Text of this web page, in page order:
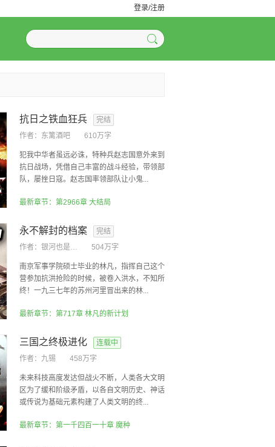
登录/注册
抗日之铁血狂兵
完结
作者： 东篱酒吧 610万字
犯我中华者虽远必诛，特种兵赵志国意外来到
抗日战场，凭借自己丰富的战斗经验，带领部
队，屡挫日寇。赵志国率领部队让小鬼...
最新章节：第2966章 大结局
永不解封的档案
完结
作者：
银河也是一粒沙 504万字
南京军事学院硕士毕业的林凡，指挥自己这个
营参加抗洪抢险的时候，被卷入洪水，不知所
终！一九三七年的苏州河里冒出来的林...
最新章节：第717章 林凡的新计划
三国之终极进化
连载中
作者： 九锡 458万字
未来科技高度发达但战火不断，人类各大文明
区为了缓和阶级矛盾，以各自文明历史、神话
或传说为基础元素构建了人类文明的终...
最新章节：第一千四百一十章 魔种